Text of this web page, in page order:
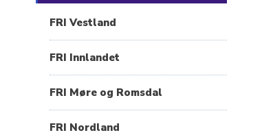
FRI Vestland
FRI Innlandet
FRI Møre og Romsdal
FRI Nordland